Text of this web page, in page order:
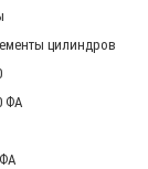
цилиндров
ФА